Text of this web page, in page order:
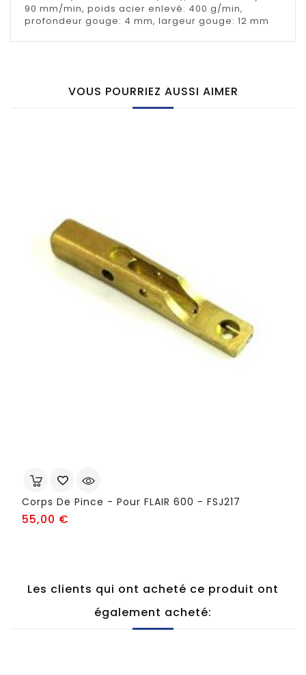
90 mm/min, poids acier enlevé: 400 g/min,
profondeur gouge: 4 mm, largeur gouge: 12 mm
VOUS POURRIEZ AUSSI AIMER
Corps De Pince - Pour FLAIR 600 - FSJ217
55,00 €
Les clients qui ont acheté ce produit ont
également acheté: